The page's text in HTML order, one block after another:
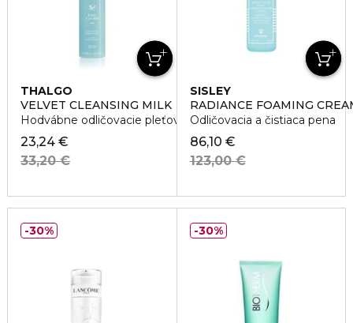
THALGO
VELVET CLEANSING MILK
Hodvábne odličovacie pleťové mlieko Eveil a la Mer
23,24 €
33,20 €
SISLEY
RADIANCE FOAMING
Odličovacia a čistiaca pena
86,10 €
123,00 €
30% 30%